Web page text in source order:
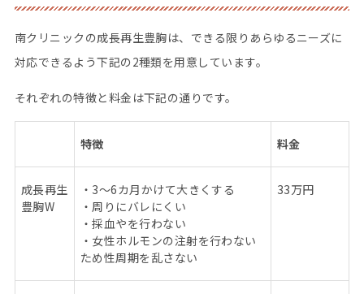
南クリニックの成長再生豊胸は、できる限りあらゆるニーズに
対応できるよう下記の2種類を用意しています。
それぞれの特徴と料金は下記の通りです。
特徴 料金
成長再生
豊胸W
・ 3～6カ月かけて大きくする
・周りにバレにくい
・採血やを行わない
・女性ホルモンの注射を行わない
ため性周期を乱さない
33万円